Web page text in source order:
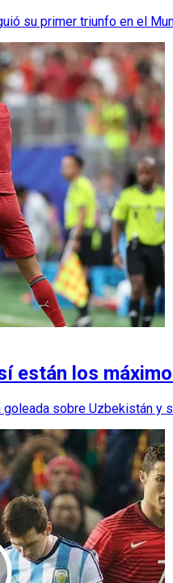
su primer triunfo en el
están los
sobre Uzbekistán